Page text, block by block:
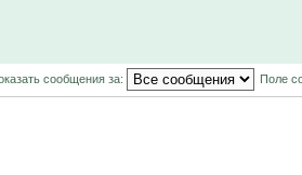
сообщения за: Поле